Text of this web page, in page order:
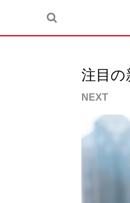
注目の
NEXT